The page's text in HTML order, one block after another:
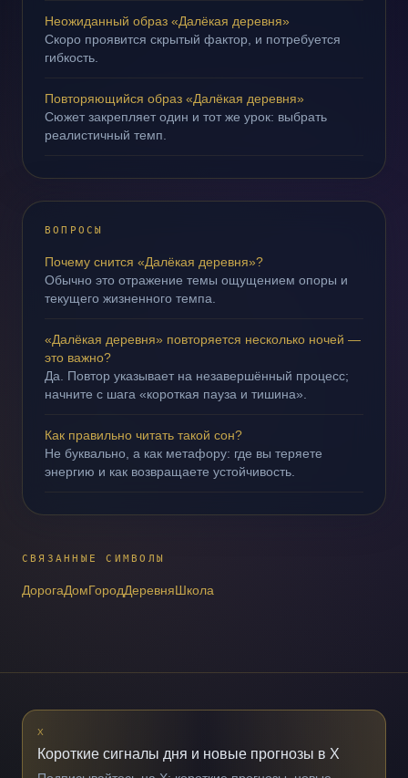
Неожиданный образ «Далёкая деревня»
Скоро проявится скрытый фактор, и потребуется
гибкость.
Повторяющийся образ «Далёкая деревня»
Сюжет закрепляет один и тот же урок: выбрать
реалистичный темп.
ВОПРОСЫ
Почему снится «Далёкая деревня»?
Обычно это отражение темы ощущением опоры и
текущего жизненного темпа.
«Далёкая деревня» повторяется несколько ночей —
это важно?
Да. Повтор указывает на незавершённый процесс;
начните с шага «короткая пауза и тишина».
Как правильно читать такой сон?
Не буквально, а как метафору: где вы теряете
энергию и как возвращаете устойчивость.
СВЯЗАННЫЕ СИМВОЛЫ
ДорогаДомГородДеревняШкола
X
Короткие сигналы дня и новые прогнозы в X